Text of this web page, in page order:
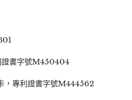
證書字號M450404
，專利證書字號M444562